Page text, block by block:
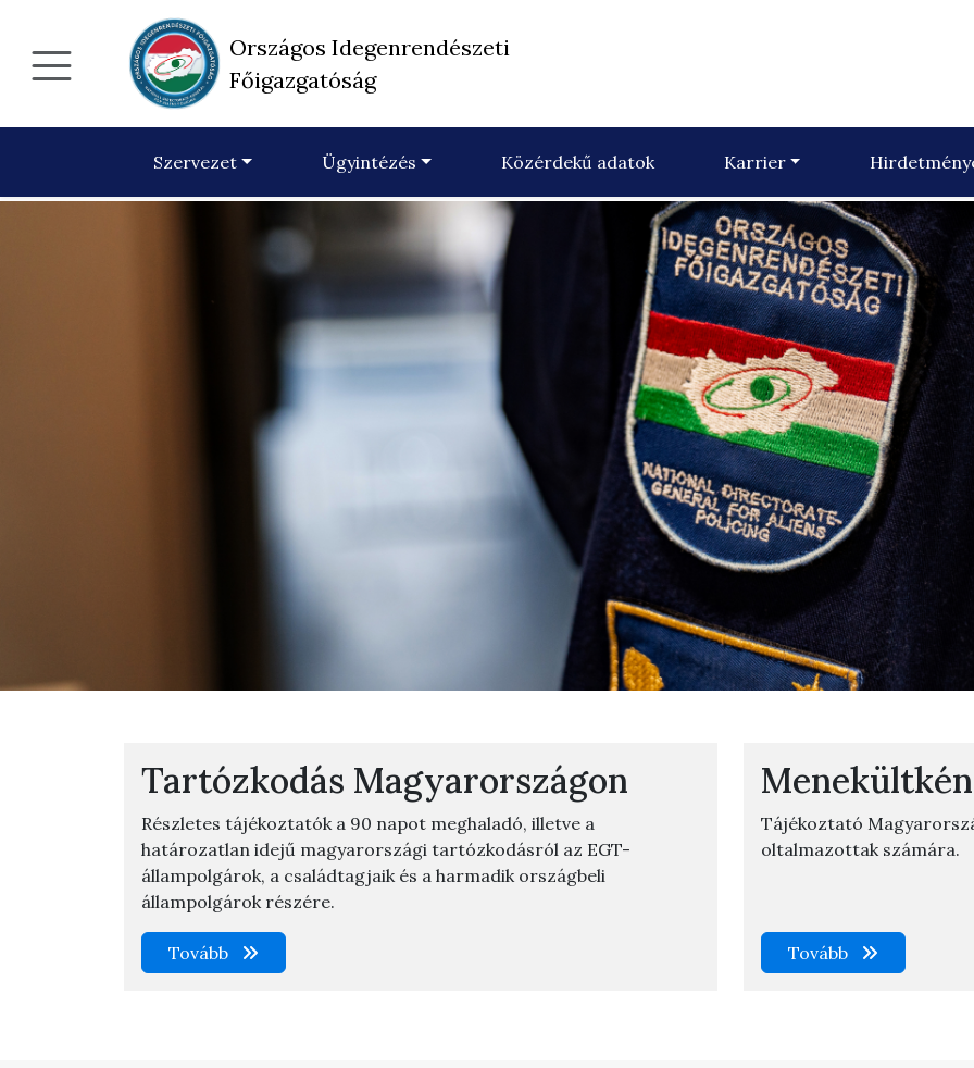
Országos Idegenrendészeti
Főigazgatóság
Szervezet Ügyintézés Közérdekű adatok Karrier
Tartózkodás Magyarországon
Részletes tájékoztatók a 90 napot meghaladó, illetve a
határozatlan idejű magyarországi tartózkodásról az EGT-
állampolgárok, a családtagjaik és a harmadik országbeli
állampolgárok részére.
Tovább
Tájékoztató
oltalmazottak számára.
Tovább